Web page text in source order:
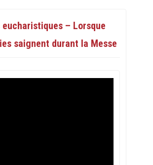
– Lorsque
saignent durant la Messe